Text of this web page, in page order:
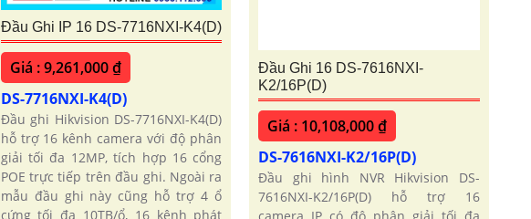
Đầu Ghi IP 16 DS-7716NXI-K4(D)
Giá : 9,261,000 ₫
DS-7716NXI-K4(D)
Đầu ghi Hikvision DS-7716NXI-K4(D)
hỗ trợ 16 kênh camera với độ phân
giải tối đa 12MP, tích hợp 16 cổng
POE trực tiếp trên đầu ghi. Ngoài ra
mẫu đầu ghi này cũng hỗ trợ 4 ổ
cứng tối đa 10TB/ổ, 16 kênh phát
Đầu Ghi 16 DS-7616NXI-
K2/16P(D)
Giá : 10,108,000 ₫
DS-7616NXI-K2/16P(D)
Đầu ghi hình NVR Hikvision DS-
7616NXI-K2/16P(D) hỗ trợ 16
camera IP có độ phân giải tối đa